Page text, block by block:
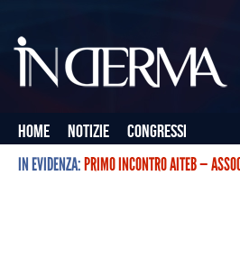
Home Notizie
Congressi
IN EVIDENZA:PRIMO INCONTRO AITEB —